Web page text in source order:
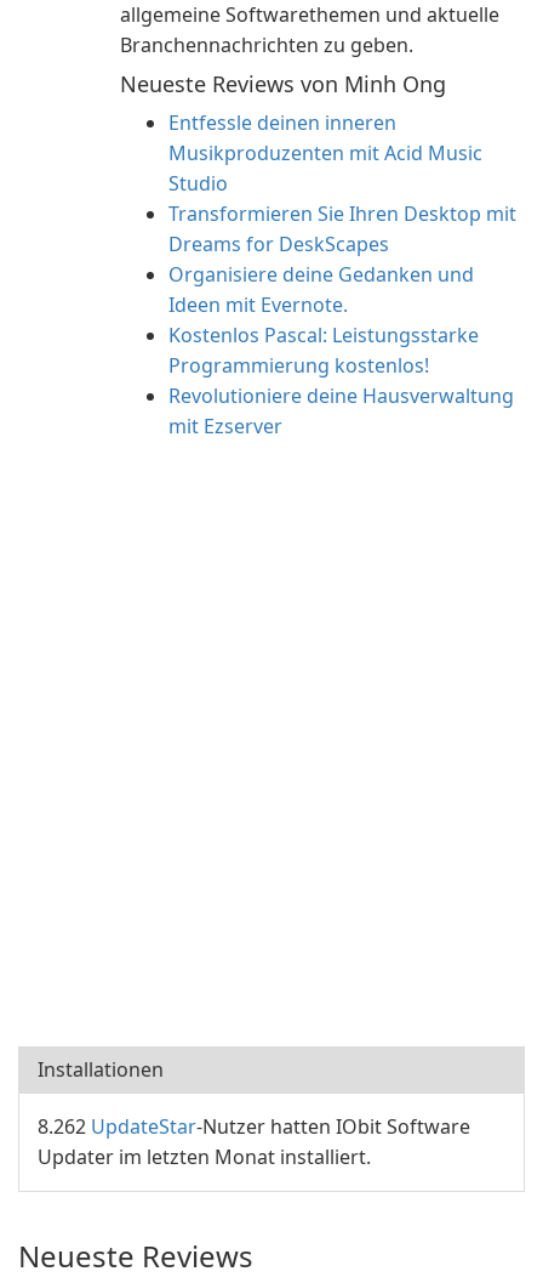
allgemeine Softwarethemen und aktuelle
Branchennachrichten zu geben.
Neueste Reviews von Minh Ong
Entfessle deinen inneren
Musikproduzenten mit Acid Music
Studio
Transformieren Sie Ihren Desktop mit
Dreams for DeskScapes
Organisiere deine Gedanken und
Ideen mit Evernote.
Kostenlos Pascal: Leistungsstarke
Programmierung kostenlos!
Revolutioniere deine Hausverwaltung
mit Ezserver
Installationen
8.262 UpdateStar-Nutzer hatten IObit Software
Updater im letzten Monat installiert.
Neueste Reviews